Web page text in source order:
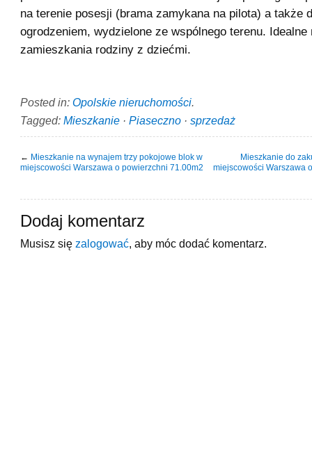
na terenie posesji (brama zamykana na pilota) a także
ogrodzeniem, wydzielone ze wspólnego terenu. Idealne
zamieszkania rodziny z dziećmi.
Posted in: Opolskie nieruchomości.
Tagged: Mieszkanie · Piaseczno · sprzedaż
← Mieszkanie na wynajem trzy pokojowe blok w
miejscowości Warszawa o powierzchni 71.00m2
Mieszkanie do
miejscowości Warszawa
Dodaj komentarz
Musisz się zalogować , aby móc dodać komentarz.